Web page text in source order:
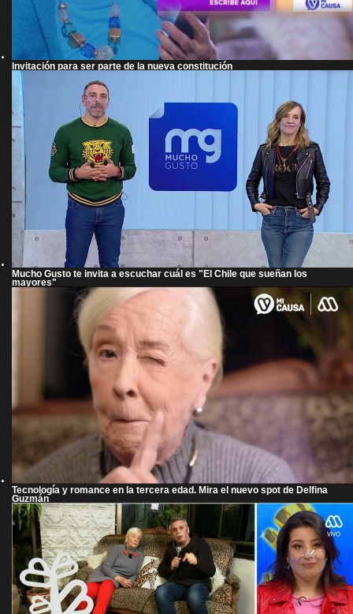
Invitación para ser parte de la nueva constitución
Mucho Gusto te invita a escuchar cuál es "El Chile que sueñan los
mayores"
Tecnología y romance en la tercera edad. Mira el nuevo spot de Delfina
Guzmán